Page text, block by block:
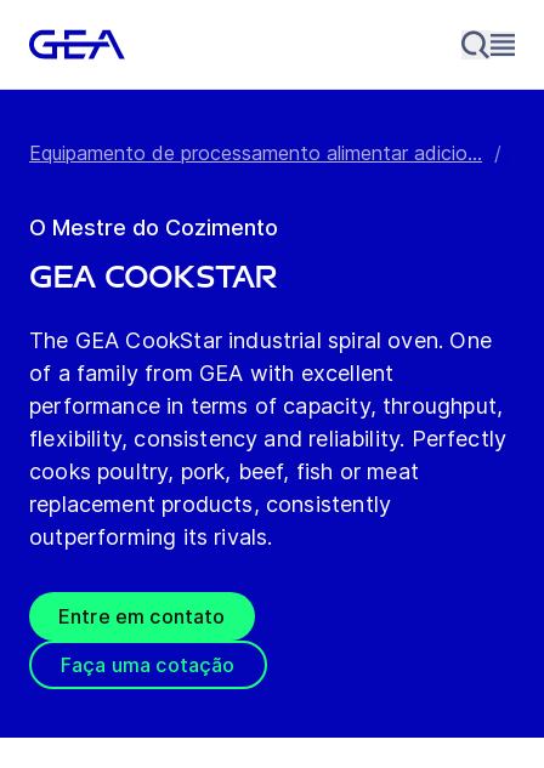
Equipamento de processamento alimentar adicio... /
O Mestre do Cozimento
GEA CookStar
The GEA CookStar industrial spiral oven. One
of a family from GEA with excellent
performance in terms of capacity, throughput,
flexibility, consistency and reliability. Perfectly
cooks poultry, pork, beef, fish or meat
replacement products, consistently
outperforming its rivals.
Entre em contato
Faça uma cotação